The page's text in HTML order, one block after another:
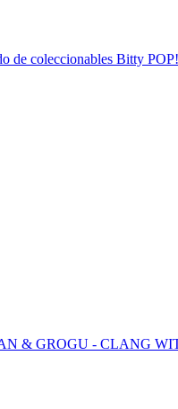
coleccionables Bitty
& GROGU - CLANG